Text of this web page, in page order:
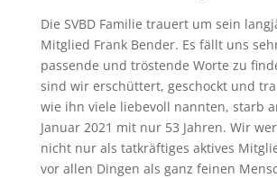
Die SVBD Familie trauert um sein
Mitglied Frank Bender. Es fällt uns
passende und tröstende Worte zu
sind wir erschüttert, geschockt und
wie ihn viele liebevoll nannten, starb
Januar 2021 mit nur 53 Jahren. Wir
nicht nur als tatkräftiges aktives
vor allen Dingen als ganz feinen